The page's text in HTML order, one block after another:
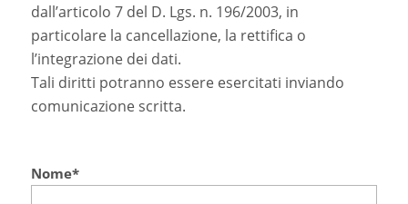
dall’articolo 7 del D. Lgs. n. 196/2003, in
particolare la cancellazione, la rettifica o
l’integrazione dei dati.
Tali diritti potranno essere esercitati inviando
comunicazione scritta.
Nome*